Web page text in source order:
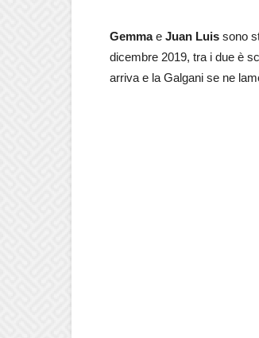
Gemmae Juan Luis sono
dicembre 2019, tra i due è
arriva e la Galgani se ne